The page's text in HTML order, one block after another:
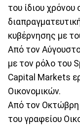
του ίδιου χρόνου
κυβέρνησης με
Από τον
με τον ρόλο του
Capital Markets
Οικονομικών.
Από τον Οκτώβρη
του γραφείου